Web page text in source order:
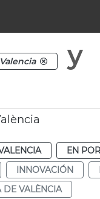
Valencia
y
EN
INNOVACIÓN
DE VALÈNCIA